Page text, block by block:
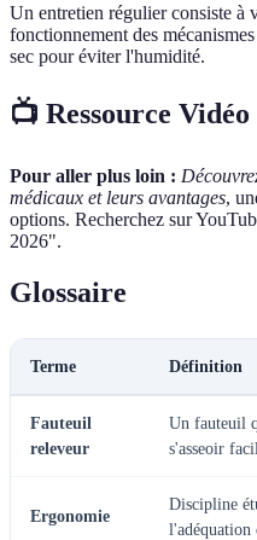
Un entretien régulier consiste à
fonctionnement des
sec pour éviter l'humidité.
📺 Ressource Vidéo
Pour aller plus loin :
médicaux et leurs avantages,
options. Recherchez sur
2026".
Glossaire
Terme Définition
Fauteuil
releveur
Un fauteuil
s'asseoir
Ergonomie
Discipline
l'adéquation